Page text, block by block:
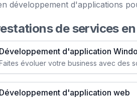
développement d'applications
de services
Développement d'application
Développement d'application web